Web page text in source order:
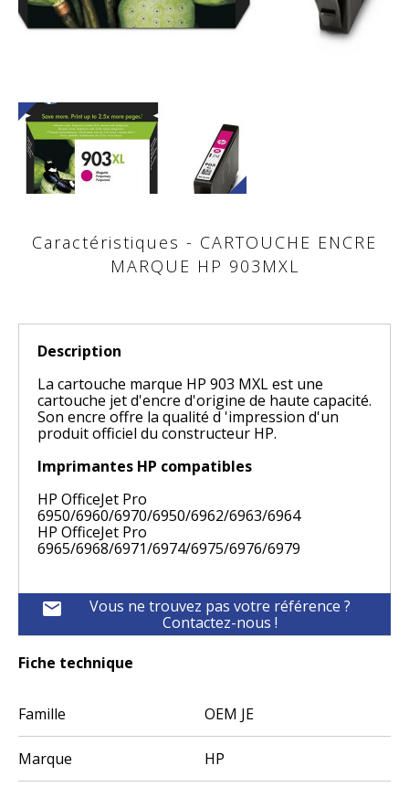
Caractéristiques - CARTOUCHE ENCRE
MARQUE HP 903MXL
Description
La cartouche marque HP 903 MXL est une
cartouche jet d'encre d'origine de haute capacité.
Son encre offre la qualité d 'impression d'un
produit officiel du constructeur HP.
Imprimantes HP compatibles
HP OfficeJet Pro
6950/6960/6970/6950/6962/6963/6964
HP OfficeJet Pro
6965/6968/6971/6974/6975/6976/6979
mail
Vous ne trouvez pas votre référence ?
Contactez-nous !
Fiche technique
Famille OEM JE
Marque HP